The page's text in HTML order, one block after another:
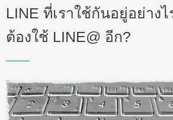
LINE ที่เราใช้กันอยู่อย่าง
ต้องใช้ LINE@ อีก?